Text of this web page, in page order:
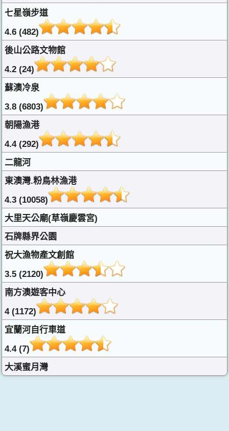
七星嶺步道
4.6 (482)
後山公路文物館
4.2 (24)
蘇澳冷泉
3.8 (6803)
朝陽漁港
4.4 (292)
二龍河
東澳灣.粉鳥林漁港
4.3 (10058)
大里天公廟(草嶺慶雲宮)
石牌縣界公園
祝大漁物產文創館
3.5 (2120)
南方澳遊客中心
4 (1172)
宜蘭河自行車道
4.4 (7)
大溪蜜月灣